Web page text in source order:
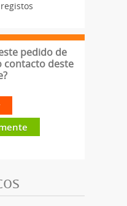
pedido de
contacto deste